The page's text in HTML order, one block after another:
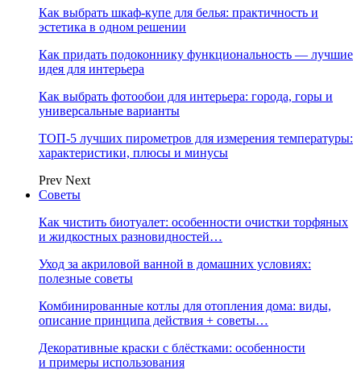
Как выбрать шкаф-купе для белья: практичность и
эстетика в одном решении
Как придать подоконнику функциональность — лучшие
идея для интерьера
Как выбрать фотообои для интерьера: города, горы и
универсальные варианты
ТОП-5 лучших пирометров для измерения температуры:
характеристики, плюсы и минусы
Prev Next
Советы
Как чистить биотуалет: особенности очистки торфяных
и жидкостных разновидностей…
Уход за акриловой ванной в домашних условиях:
полезные советы
Комбинированные котлы для отопления дома: виды,
описание принципа действия + советы…
Декоративные краски с блёстками: особенности
и примеры использования